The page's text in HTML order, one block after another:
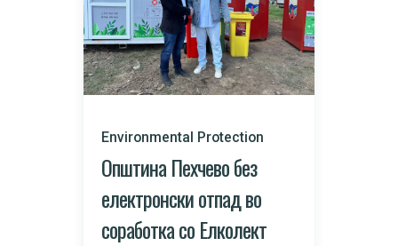
Environmental Protection
Општина Пехчево без
електронски отпад во
соработка со Елколект